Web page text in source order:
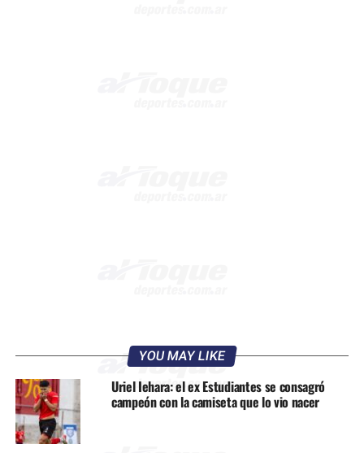
YOU MAY LIKE
Uriel Iehara: el ex Estudiantes se consagró
campeón con la camiseta que lo vio nacer